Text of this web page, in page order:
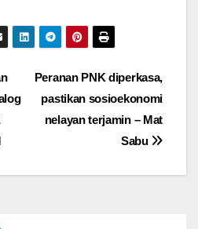
Peranan PNK diperkasa,
pastikan sosioekonomi
nelayan terjamin – Mat
Sabu